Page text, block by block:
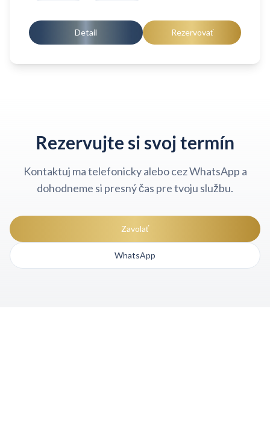
Detail Rezervovať
Rezervujte si svoj termín
Kontaktuj ma telefonicky alebo cez WhatsApp a
dohodneme si presný čas pre tvoju službu.
Zavolať
WhatsApp